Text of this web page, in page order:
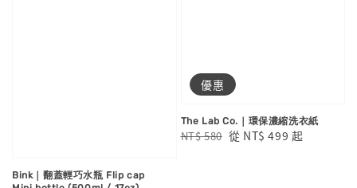
Bink｜翻蓋輕巧水瓶 Flip cap
優惠
The Lab Co.｜環保濃縮洗衣紙
Regular
NT$ 580 Sale
從 NT$ 499 起